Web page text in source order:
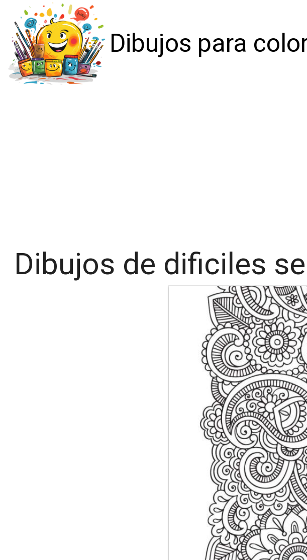
Dibujos para
Dibujos de dificiles